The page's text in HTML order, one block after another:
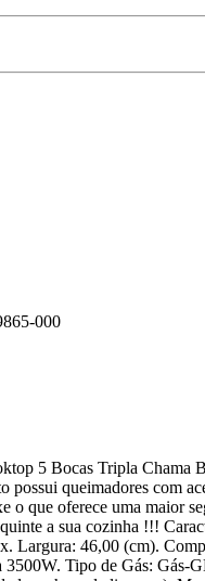
000
5 Bocas Tripla Chama
queimadores com
o que oferece uma maior
a sua cozinha !!!
Largura: 46,00 (cm).
Tipo de Gás: Gás-